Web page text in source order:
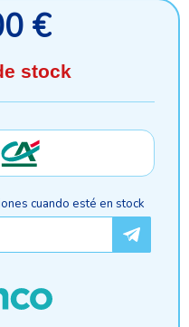
€
stock
cuando esté en stock